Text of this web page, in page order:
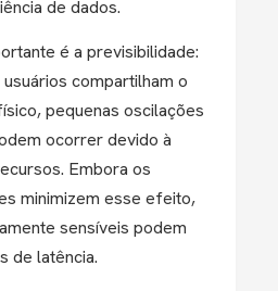
de dados.
é a previsibilidade:
compartilham o
pequenas oscilações
ocorrer devido à
Embora os
minimizem esse efeito,
sensíveis podem
de latência.